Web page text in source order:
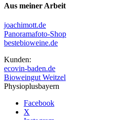
Aus meiner Arbeit
joachimott.de
Panoramafoto-Shop
bestebioweine.de
Kunden:
ecovin-baden.de
Bioweingut Weitzel
Physioplusbayern
Facebook
X